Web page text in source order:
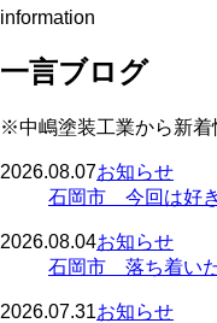
information
一言ブログ
※中嶋塗装工業から新着
2026.08.07お知らせ
石岡市 今回は好
2026.08.04お知らせ
石岡市 落ち着い
2026.07.31お知らせ